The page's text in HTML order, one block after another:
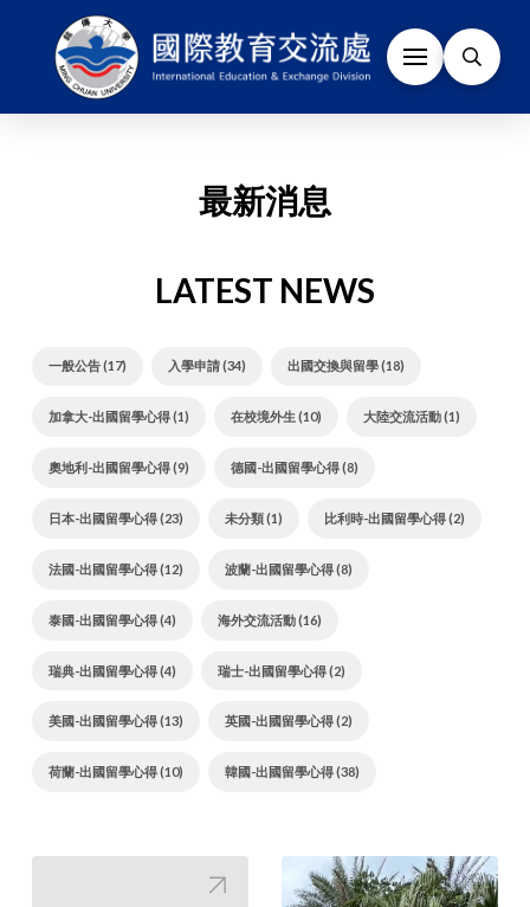
最新消息
LATEST NEWS
一般公告 (17) 入學申請 (34) 出國交換與留學 (18)
加拿大-出國留學心得 (1) 在校境外生 (10) 大陸交流活動 (1)
奧地利-出國留學心得 (9) 德國-出國留學心得 (8)
日本-出國留學心得 (23) 未分類 (1) 比利時-出國留學心得 (2)
法國-出國留學心得 (12) 波蘭-出國留學心得 (8)
泰國-出國留學心得 (4) 海外交流活動 (16)
瑞典-出國留學心得 (4) 瑞士-出國留學心得 (2)
美國-出國留學心得 (13) 英國-出國留學心得 (2)
荷蘭-出國留學心得 (10) 韓國-出國留學心得 (38)